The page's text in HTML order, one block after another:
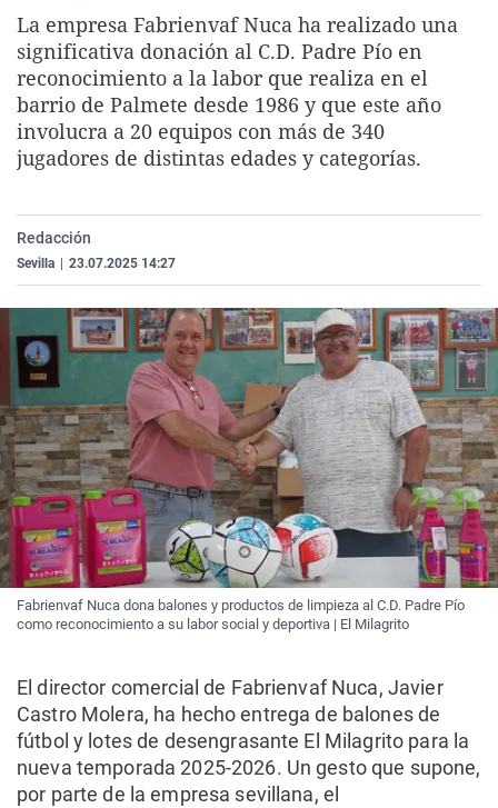
La rosa de los vientos
Gente viajera
Como el perro y el
Caso
Retornados
Equipo de
Operación Viuda
Extremadura
Galicia
La Rioja
Navarra
País Vasco
Virales
Televisión
Elecciones
La empresa Fabrienvaf Nuca ha realizado una
significativa donación al C.D. Padre Pío en
reconocimiento a la labor que realiza en el
barrio de Palmete desde 1986 y que este año
involucra a 20 equipos con más de 340
jugadores de distintas edades y categorías.
Redacción
Sevilla 23.07.2025 14:27
Fabrienvaf Nuca dona balones y productos de limpieza al C.D. Padre Pío
como reconocimiento a su labor social y deportiva | El Milagrito
El director comercial de Fabrienvaf Nuca, Javier
Castro Molera, ha hecho entrega de balones de
fútbol y lotes de desengrasante El Milagrito para la
nueva temporada 2025-2026. Un gesto que supone,
por parte de la empresa sevillana, el